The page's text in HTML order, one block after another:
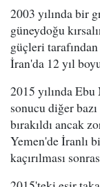
2003 yılında bir
güneydoğu
güçleri
İran'da 12 yıl
2015 yılında
sonucu diğer
bırakıldı ancak
Yemen'de İranlı
kaçırılması